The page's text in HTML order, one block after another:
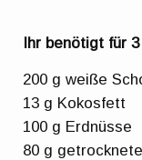
Ihr benötigt für
200 g weiße
13 g Kokosfett
100 g Erdnüsse
80 g